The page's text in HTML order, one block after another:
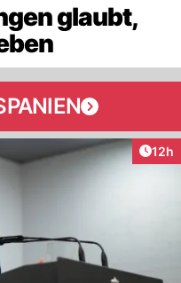
glaubt,
12h